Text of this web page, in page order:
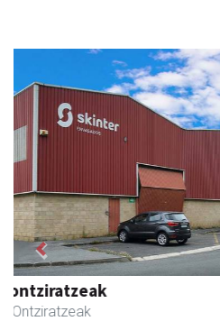
Bastero Kulturgunea
Andoain - Kulturguneak
Previous